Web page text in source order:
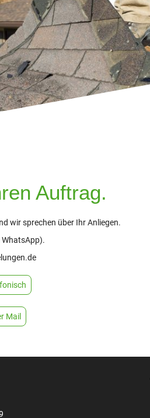
Auftrag.
wir sprechen über Ihr Anliegen.
WhatsApp).
Mail